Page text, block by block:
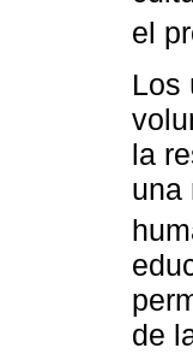
el
Los
la
una
de